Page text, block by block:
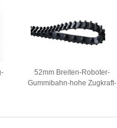
52mm Breiten-Roboter-
Gummibahn-hohe Zugkraft-